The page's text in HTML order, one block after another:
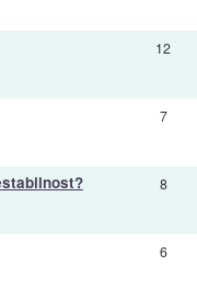
12
7
8
6